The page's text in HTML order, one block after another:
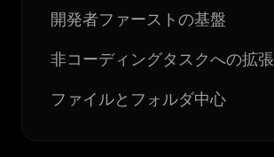
開発者ファーストの基盤
非コーディングタスクへの拡張
ファイルとフォルダ中心